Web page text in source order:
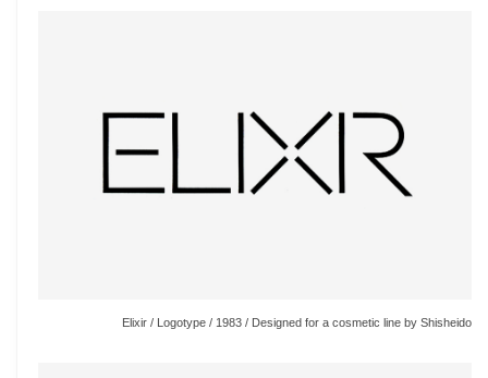
Elixir / Logotype / 1983 / Designed for a cosmetic line by Shisheido